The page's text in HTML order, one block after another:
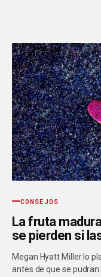
CONSEJOS
La fruta
se pierden si
Megan Hyatt Miller lo
antes de que se